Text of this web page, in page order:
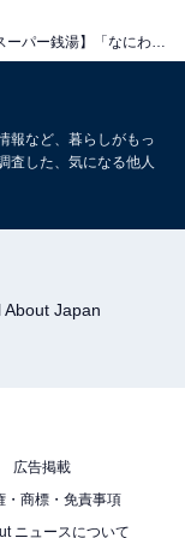
滝を望む展望露天
報など、暮らしがもっ
査した、気になる他人
About Japan
広告掲載
・商標・免責事項
ニュースについて